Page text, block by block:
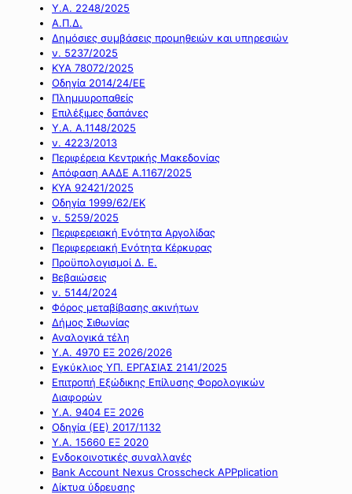
Υ.Α. 2248/2025
Α.Π.Δ.
Δημόσιες συμβάσεις προμηθειών και υπηρεσιών
ν. 5237/2025
ΚΥΑ 78072/2025
Οδηγία 2014/24/ΕΕ
Πλημμυροπαθείς
Επιλέξιμες δαπάνες
Υ.Α. Α.1148/2025
ν. 4223/2013
Περιφέρεια Κεντρικής Μακεδονίας
Απόφαση ΑΑΔΕ Α.1167/2025
ΚΥΑ 92421/2025
Οδηγία 1999/62/ΕΚ
ν. 5259/2025
Περιφερειακή Ενότητα Αργολίδας
Περιφερειακή Ενότητα Κέρκυρας
Προϋπολογισμοί Δ. Ε.
Βεβαιώσεις
ν. 5144/2024
Φόρος μεταβίβασης ακινήτων
Δήμος Σιθωνίας
Αναλογικά τέλη
Υ.Α. 4970 ΕΞ 2026/2026
Εγκύκλιος ΥΠ. ΕΡΓΑΣΙΑΣ 2141/2025
Επιτροπή Εξώδικης Επίλυσης Φορολογικών
Διαφορών
Υ.Α. 9404 ΕΞ 2026
Οδηγία (ΕΕ) 2017/1132
Υ.Α. 15660 ΕΞ 2020
Ενδοκοινοτικές συναλλαγές
Bank Account Nexus Crosscheck APPplication
Δίκτυα ύδρευσης